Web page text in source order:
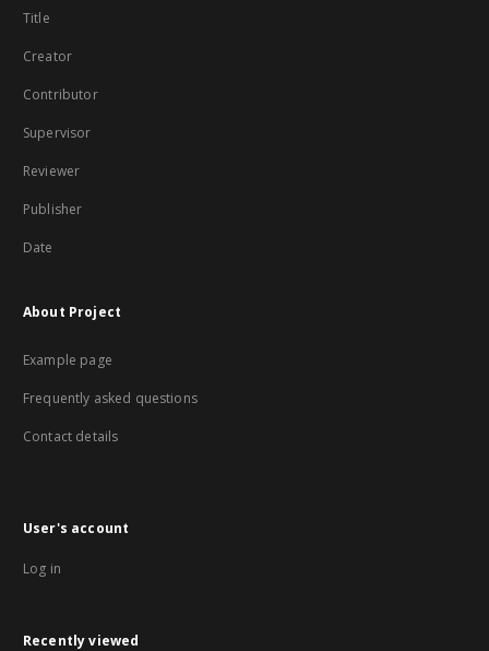
Title
Creator
Contributor
Supervisor
Reviewer
Publisher
Date
About Project
Example page
Frequently asked questions
Contact details
User's account
Log in
Recently viewed